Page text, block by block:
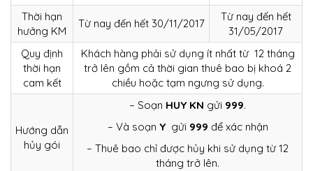
Thời hạn
hưởng KM
Từ nay đến hết 30/11/2017
Từ nay đến hết
31/05/2017
Quy định
thời hạn
cam kết
Khách hàng phải sử dụng ít nhất từ 12 tháng
trở lên gồm cả thời gian thuê bao bị khoá 2
chiều hoặc tạm ngưng sử dụng.
Hướng dẫn
hủy gói
– Soạn HUY KN gửi 999.
– Và soạn Y gửi 999 để xác nhận
– Thuê bao chỉ được hủy khi sử dụng từ 12
tháng trở lên.